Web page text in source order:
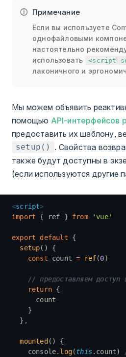
Примечание
Если вы используете
однофайловыми
настоятельно
использовать
<script
лаконичного и
Мы можем объявить
помощью API-интерфейсов
предоставить их шаблону,
setup()
. Свойства
также будут доступны в
(если используются другие
<script>
import { ref } from 'vue'
export default {
  setup
() {
    const
count = ref(0)
// предоставляем доступ
    return
{
      count
    }
  }
,
  mounted
() {
    console
. log(this. count)